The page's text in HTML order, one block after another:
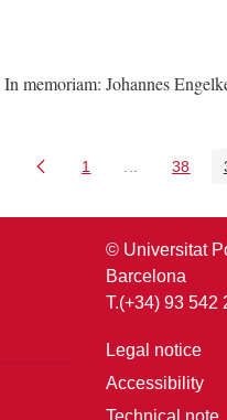
In memoriam: Johannes
Page
1 Page
38
© Universitat
Barcelona
T.(+34) 93 542
Legal notice
Accessibility
Technical note